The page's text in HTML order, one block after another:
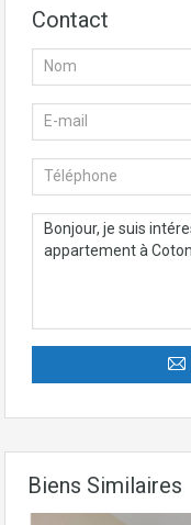
Contact
Biens Similaires